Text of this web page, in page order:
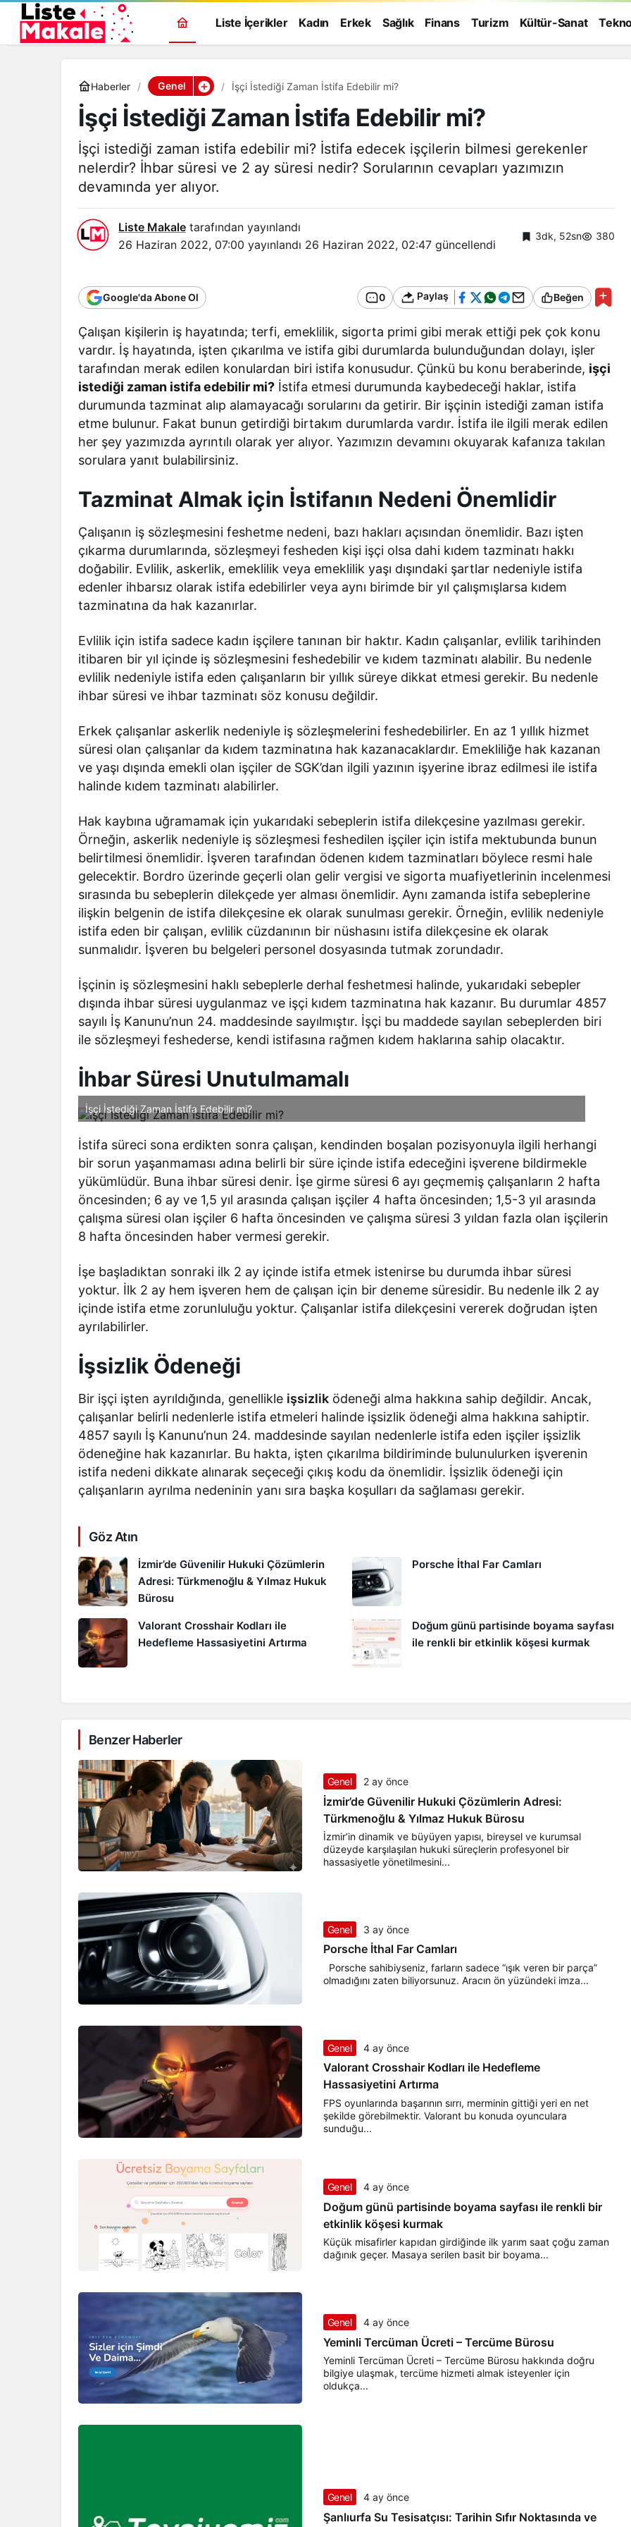
Liste İçerikler Kadın Erkek Sağlık Finans Turizm Kültür-Sanat
Haberler Genel İşçi İstediği Zaman İstifa Edebilir mi?
İşçi İstediği Zaman İstifa Edebilir mi?
İşçi istediği zaman istifa edebilir mi? İstifa edecek işçilerin bilmesi gerekenler
nelerdir? İhbar süresi ve 2 ay süresi nedir? Sorularının cevapları yazımızın
devamında yer alıyor.
Liste Makale tarafından yayınlandı
26 Haziran 2022, 07:00 yayınlandı 26 Haziran 2022, 02:47 güncellendi
3dk, 52sn 380
Google'da Abone Ol 0 Paylaş Beğen
Çalışan kişilerin iş hayatında; terfi, emeklilik, sigorta primi gibi merak ettiği pek çok konu
vardır. İş hayatında, işten çıkarılma ve istifa gibi durumlarda bulunduğundan dolayı, işler
tarafından merak edilen konulardan biri istifa konusudur. Çünkü bu konu beraberinde, işçi
istediği zaman istifa edebilir mi? İstifa etmesi durumunda kaybedeceği haklar, istifa
durumunda tazminat alıp alamayacağı sorularını da getirir. Bir işçinin istediği zaman istifa
etme bulunur. Fakat bunun getirdiği birtakım durumlarda vardır. İstifa ile ilgili merak edilen
her şey yazımızda ayrıntılı olarak yer alıyor. Yazımızın devamını okuyarak kafanıza takılan
sorulara yanıt bulabilirsiniz.
Tazminat Almak için İstifanın Nedeni Önemlidir
Çalışanın iş sözleşmesini feshetme nedeni, bazı hakları açısından önemlidir. Bazı işten
çıkarma durumlarında, sözleşmeyi fesheden kişi işçi olsa dahi kıdem tazminatı hakkı
doğabilir. Evlilik, askerlik, emeklilik veya emeklilik yaşı dışındaki şartlar nedeniyle istifa
edenler ihbarsız olarak istifa edebilirler veya aynı birimde bir yıl çalışmışlarsa kıdem
tazminatına da hak kazanırlar.
Evlilik için istifa sadece kadın işçilere tanınan bir haktır. Kadın çalışanlar, evlilik tarihinden
itibaren bir yıl içinde iş sözleşmesini feshedebilir ve kıdem tazminatı alabilir. Bu nedenle
evlilik nedeniyle istifa eden çalışanların bir yıllık süreye dikkat etmesi gerekir. Bu nedenle
ihbar süresi ve ihbar tazminatı söz konusu değildir.
Erkek çalışanlar askerlik nedeniyle iş sözleşmelerini feshedebilirler. En az 1 yıllık hizmet
süresi olan çalışanlar da kıdem tazminatına hak kazanacaklardır. Emekliliğe hak kazanan
ve yaşı dışında emekli olan işçiler de SGK’dan ilgili yazının işyerine ibraz edilmesi ile istifa
halinde kıdem tazminatı alabilirler.
Hak kaybına uğramamak için yukarıdaki sebeplerin istifa dilekçesine yazılması gerekir.
Örneğin, askerlik nedeniyle iş sözleşmesi feshedilen işçiler için istifa mektubunda bunun
belirtilmesi önemlidir. İşveren tarafından ödenen kıdem tazminatları böylece resmi hale
gelecektir. Bordro üzerinde geçerli olan gelir vergisi ve sigorta muafiyetlerinin incelenmesi
sırasında bu sebeplerin dilekçede yer alması önemlidir. Aynı zamanda istifa sebeplerine
ilişkin belgenin de istifa dilekçesine ek olarak sunulması gerekir. Örneğin, evlilik nedeniyle
istifa eden bir çalışan, evlilik cüzdanının bir nüshasını istifa dilekçesine ek olarak
sunmalıdır. İşveren bu belgeleri personel dosyasında tutmak zorundadır.
İşçinin iş sözleşmesini haklı sebeplerle derhal feshetmesi halinde, yukarıdaki sebepler
dışında ihbar süresi uygulanmaz ve işçi kıdem tazminatına hak kazanır. Bu durumlar 4857
sayılı İş Kanunu’nun 24. maddesinde sayılmıştır. İşçi bu maddede sayılan sebeplerden biri
ile sözleşmeyi feshederse, kendi istifasına rağmen kıdem haklarına sahip olacaktır.
İhbar Süresi Unutulmamalı
İşçi İstediği Zaman İstifa Edebilir mi?
İstifa süreci sona erdikten sonra çalışan, kendinden boşalan pozisyonuyla ilgili herhangi
bir sorun yaşanmaması adına belirli bir süre içinde istifa edeceğini işverene bildirmekle
yükümlüdür. Buna ihbar süresi denir. İşe girme süresi 6 ayı geçmemiş çalışanların 2 hafta
öncesinden; 6 ay ve 1,5 yıl arasında çalışan işçiler 4 hafta öncesinden; 1,5-3 yıl arasında
çalışma süresi olan işçiler 6 hafta öncesinden ve çalışma süresi 3 yıldan fazla olan işçilerin
8 hafta öncesinden haber vermesi gerekir.
İşe başladıktan sonraki ilk 2 ay içinde istifa etmek istenirse bu durumda ihbar süresi
yoktur. İlk 2 ay hem işveren hem de çalışan için bir deneme süresidir. Bu nedenle ilk 2 ay
içinde istifa etme zorunluluğu yoktur. Çalışanlar istifa dilekçesini vererek doğrudan işten
ayrılabilirler.
İşsizlik Ödeneği
Bir işçi işten ayrıldığında, genellikle işsizlik ödeneği alma hakkına sahip değildir. Ancak,
çalışanlar belirli nedenlerle istifa etmeleri halinde işsizlik ödeneği alma hakkına sahiptir.
4857 sayılı İş Kanunu’nun 24. maddesinde sayılan nedenlerle istifa eden işçiler işsizlik
ödeneğine hak kazanırlar. Bu hakta, işten çıkarılma bildiriminde bulunulurken işverenin
istifa nedeni dikkate alınarak seçeceği çıkış kodu da önemlidir. İşsizlik ödeneği için
çalışanların ayrılma nedeninin yanı sıra başka koşulları da sağlaması gerekir.
Göz Atın
İzmir’de Güvenilir Hukuki Çözümlerin
Adresi: Türkmenoğlu & Yılmaz Hukuk
Bürosu
Porsche İthal Far Camları
Valorant Crosshair Kodları ile
Hedefleme Hassasiyetini Artırma
Doğum günü partisinde boyama sayfası
ile renkli bir etkinlik köşesi kurmak
Benzer Haberler
Genel 2 ay önce
İzmir’de Güvenilir Hukuki Çözümlerin Adresi:
Türkmenoğlu & Yılmaz Hukuk Bürosu
İzmir’in dinamik ve büyüyen yapısı, bireysel ve kurumsal
düzeyde karşılaşılan hukuki süreçlerin profesyonel bir
hassasiyetle yönetilmesini...
Genel 3 ay önce
Porsche İthal Far Camları
Porsche sahibiyseniz, farların sadece “ışık veren bir parça”
olmadığını zaten biliyorsunuz. Aracın ön yüzündeki imza...
Genel 4 ay önce
Valorant Crosshair Kodları ile Hedefleme
Hassasiyetini Artırma
FPS oyunlarında başarının sırrı, merminin gittiği yeri en net
şekilde görebilmektir. Valorant bu konuda oyunculara
sunduğu...
Genel 4 ay önce
Doğum günü partisinde boyama sayfası ile renkli bir
etkinlik köşesi kurmak
Küçük misafirler kapıdan girdiğinde ilk yarım saat çoğu zaman
dağınık geçer. Masaya serilen basit bir boyama...
Genel 4 ay önce
Yeminli Tercüman Ücreti – Tercüme Bürosu
Yeminli Tercüman Ücreti – Tercüme Bürosu hakkında doğru
bilgiye ulaşmak, tercüme hizmeti almak isteyenler için
oldukça...
Genel 4 ay önce
Şanlıurfa Su Tesisatçısı: Tarihin Sıfır Noktasında ve
Bir Erkek Bir Kadına Ne
Zaman Bağlanır?
Haber Türleri Nelerdir?